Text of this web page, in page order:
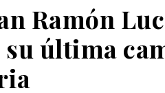
Ramón
última